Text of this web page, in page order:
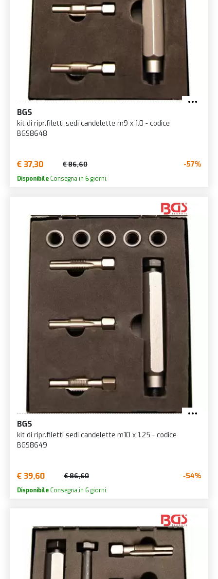
BGS
kit di ripr.filetti sedi candelette m9 x 1.0 - codice
BGS8648
€ 37,30 € 86,60 -57%
Disponibile Consegna in 6 giorni.
BGS
kit di ripr.filetti sedi candelette m10 x 1.25 - codice
BGS8649
€ 39,60 € 86,60 -54%
Disponibile Consegna in 6 giorni.